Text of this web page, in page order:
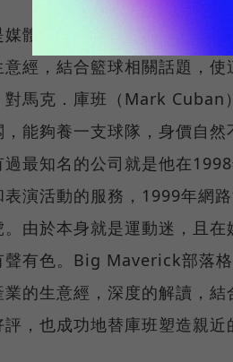
體創業家，也是NBA小牛
意經，結合籃球相關話題，
對馬克．庫班（Mark Cuban
能夠養一支球隊，身價自
過最知名的公司就是他在
演活動的服務，1999年網
由於本身就是運動迷，且
聲有色。Big Maverick部落
的生意經，深度的解讀，
，也成功地替庫班塑造親近